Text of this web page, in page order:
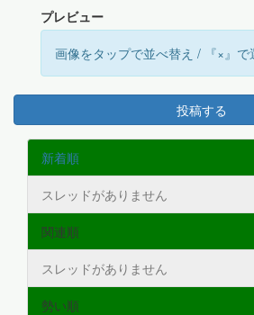
プレビュー
画像をタップで並べ替え / 『×』で
投稿する
新着順
スレッドがありません
関連順
スレッドがありません
勢い順